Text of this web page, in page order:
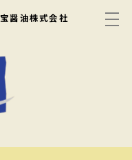
宝醤油株式会社